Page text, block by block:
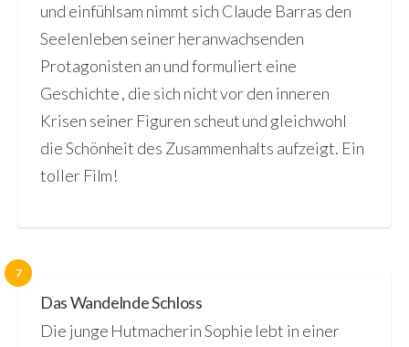
und einfühlsam nimmt sich Claude Barras den
Seelenleben seiner heranwachsenden
Protagonisten an und formuliert eine
Geschichte , die sich nicht vor den inneren
Krisen seiner Figuren scheut und gleichwohl
die Schönheit des Zusammenhalts aufzeigt. Ein
toller Film!
7
Das Wandelnde Schloss
Die junge Hutmacherin Sophie lebt in einer